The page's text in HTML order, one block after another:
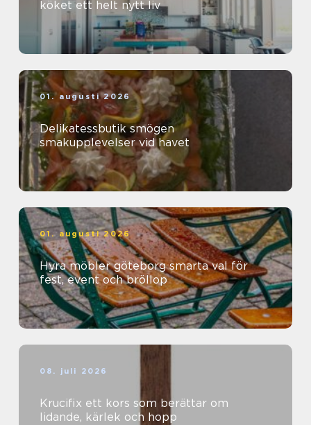
köket ett helt nytt liv
01. augusti 2026
Delikatessbutik smögen
smakupplevelser vid havet
01. augusti 2026
Hyra möbler göteborg smarta val för
fest, event och bröllop
08. juli 2026
Krucifix ett kors som berättar om
lidande, kärlek och hopp